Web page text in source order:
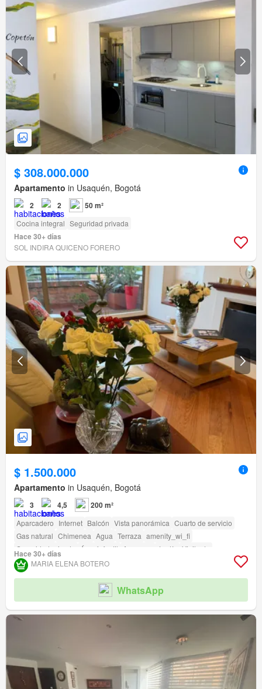
$ 308.000.000
Apartamento in Usaquén, Bogotá
2 2 50 m²
Cocina integral Seguridad privada
Hace 30+ días
SOL INDIRA QUICENO FORERO
$ 1.500.000
Apartamento in Usaquén, Bogotá
3 4,5 200 m²
Aparcadero Internet Balcón Vista panorámica Cuarto de servicio
Gas natural Chimenea Agua Terraza amenity_wi_fi
Seguridad privada
Área infantil Ascensor Jardín
Vigilante
Acceso para personas con discapacidad
Hace 30+ días
MARIA ELENA BOTERO
WhatsApp